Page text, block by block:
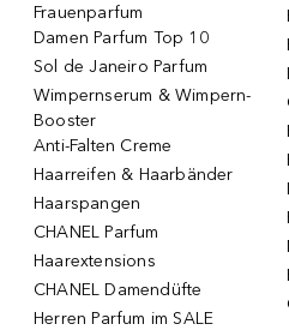
Frauenparfum
Damen Parfum Top 10
Sol de Janeiro Parfum
Wimpernserum & Wimpern-
Booster
Anti-Falten Creme
Haarreifen & Haarbänder
Haarspangen
CHANEL Parfum
Haarextensions
CHANEL Damendüfte
Herren Parfum im SALE